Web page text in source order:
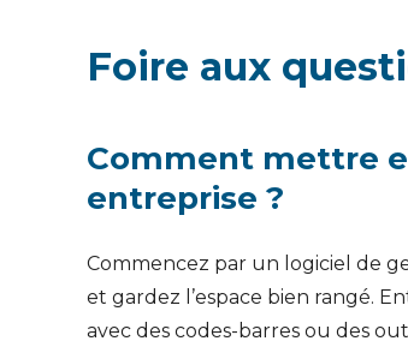
Foire aux
Comment mettre
entreprise ?
Commencez par un logiciel de
et gardez l’espace bien rangé.
avec des codes-barres ou des